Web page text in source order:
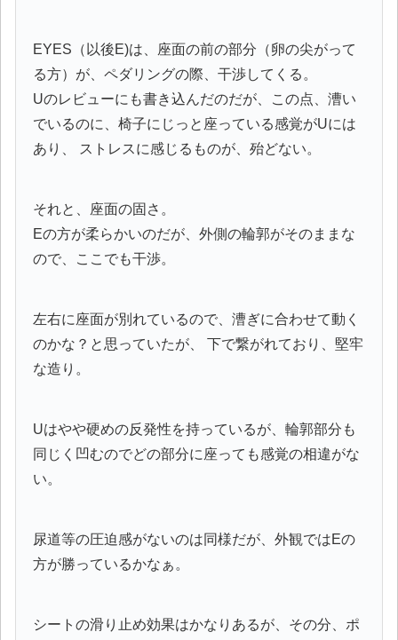
EYES（以後E)は、座面の前の部分（卵の尖がって
る方）が、ペダリングの際、干渉してくる。
Uのレビューにも書き込んだのだが、この点、漕い
でいるのに、椅子にじっと座っている感覚がUには
あり、 ストレスに感じるものが、殆どない。
それと、座面の固さ。
Eの方が柔らかいのだが、外側の輪郭がそのままな
ので、ここでも干渉。
左右に座面が別れているので、漕ぎに合わせて動く
のかな？と思っていたが、 下で繋がれており、堅牢
な造り。
Uはやや硬めの反発性を持っているが、輪郭部分も
同じく凹むのでどの部分に座っても感覚の相違がな
い。
尿道等の圧迫感がないのは同様だが、外観ではEの
方が勝っているかなぁ。
シートの滑り止め効果はかなりあるが、その分、ポ